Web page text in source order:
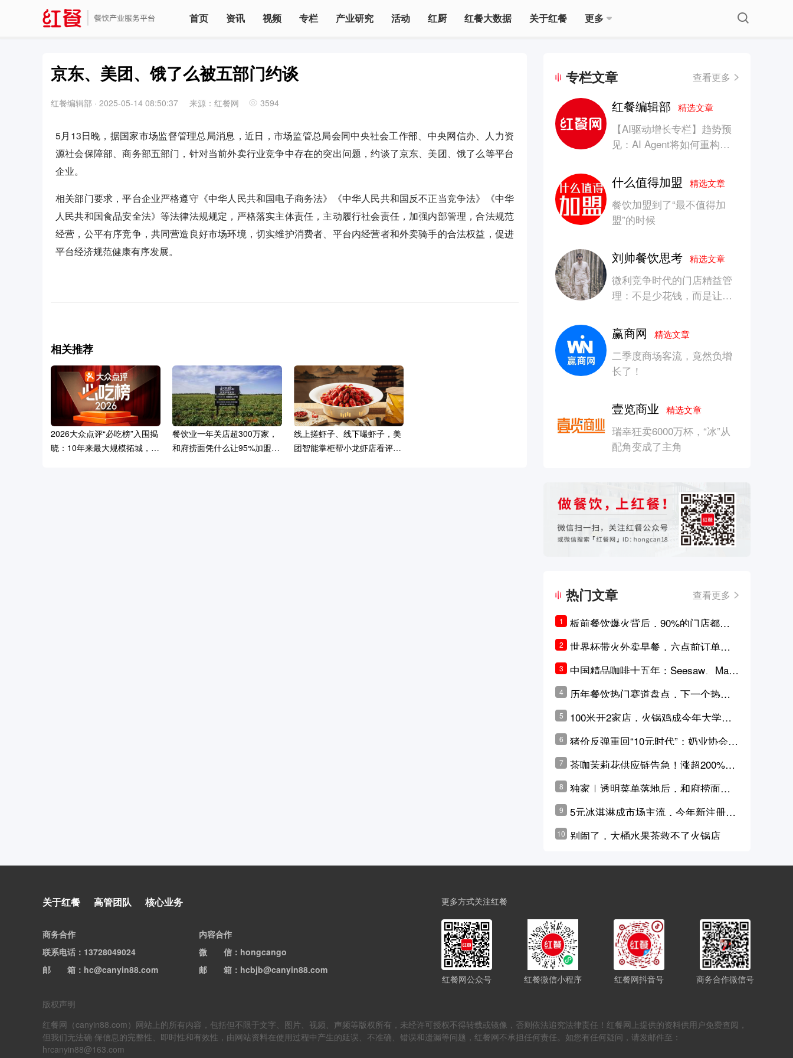
首页 资讯 视频 专栏 产业研究 活动 红厨 红餐大数据 关于红餐 更多
京东、美团、饿了么被五部门约谈
红餐编辑部 · 2025-05-14 08:50:37 来源：红餐网 3594
5月13日晚，据国家市场监督管理总局消息，近日，市场监管总局会同中央社会工作部、中央网信办、人力资
源社会保障部、商务部五部门，针对当前外卖行业竞争中存在的突出问题，约谈了京东、美团、饿了么等平台
企业。
相关部门要求，平台企业严格遵守《中华人民共和国电子商务法》《中华人民共和国反不正当竞争法》《中华
人民共和国食品安全法》等法律法规规定，严格落实主体责任，主动履行社会责任，加强内部管理，合法规范
经营，公平有序竞争，共同营造良好市场环境，切实维护消费者、平台内经营者和外卖骑手的合法权益，促进
平台经济规范健康有序发展。
相关推荐
2026大众点评“必吃榜”入围揭
晓：10年来最大规模拓城，境
餐饮业一年关店超300万家，
和府捞面凭什么让95%加盟商
线上搓虾子、线下嘬虾子，美
团智能掌柜帮小龙虾店看评
专栏文章 查看更多
红餐编辑部精选文章
【AI驱动增长专栏】趋势预
见：AI Agent将如何重构消
什么值得加盟精选文章
餐饮加盟到了“最不值得加
盟”的时候
刘帅餐饮思考精选文章
微利竞争时代的门店精益管
理：不是少花钱，而是让每
赢商网精选文章
二季度商场客流，竟然负增
长了！
壹览商业精选文章
瑞幸狂卖6000万杯，“冰”从
配角变成了主角
热门文章 查看更多
1
板前餐饮爆火背后，90%的门店都只
是徒有其表的刻意作秀？
2
世界杯带火外卖早餐，六点前订单大
3
中国精品咖啡十五年：Seesaw、Man
ner、M Stand为何结出了不同的果
实？
4
历年餐饮热门赛道盘点，下一个热门
5
100米开2家店，火锅鸡成今年大学城
6
猪价反弹重回“10元时代”；奶业协会称
原奶价格现回暖迹象
7
茶咖茉莉花供应链告急！涨超200%，
横州花价冲破50元一斤
8
独家｜透明菜单落地后，和府捞面李
学林公布未来10年计划
9
5元冰淇淋成市场主流，今年新注册相
10 别闹了，大桶水果茶救不了火锅店
关于红餐 高管团队 核心业务
商务合作
联系电话 ：13728049024
邮箱：hc@canyin88.com
内容合作
微信：hongcango
邮箱：hcbjb@canyin88.com
更多方式关注红餐
红餐网公众号 红餐微信小程序 红餐网抖音号 商务合作微信号
版权声明
红餐网（canyin88.com）网站上的所有内容，包括但不限于文字、图片、视频、声频等版权所有，未经许可授权不得转载或镜像，否则依法追究法律责任！红餐网上提供的资料供用户免费查阅，
但我们无法确 保信息的完整性、即时性和有效性，由网站资料在使用过程中产生的延误、不准确、错误和遗漏等问题，红餐网不承担任何责任。如您有任何疑问，请发邮件至：
hrcanyin88@163.com